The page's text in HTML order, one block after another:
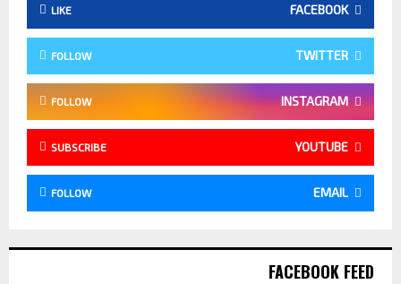
FACEBOOK
LIKE
TWITTER
FOLLOW
INSTAGRAM
FOLLOW
YOUTUBE
SUBSCRIBE
EMAIL
FOLLOW
FACEBOOK FEED